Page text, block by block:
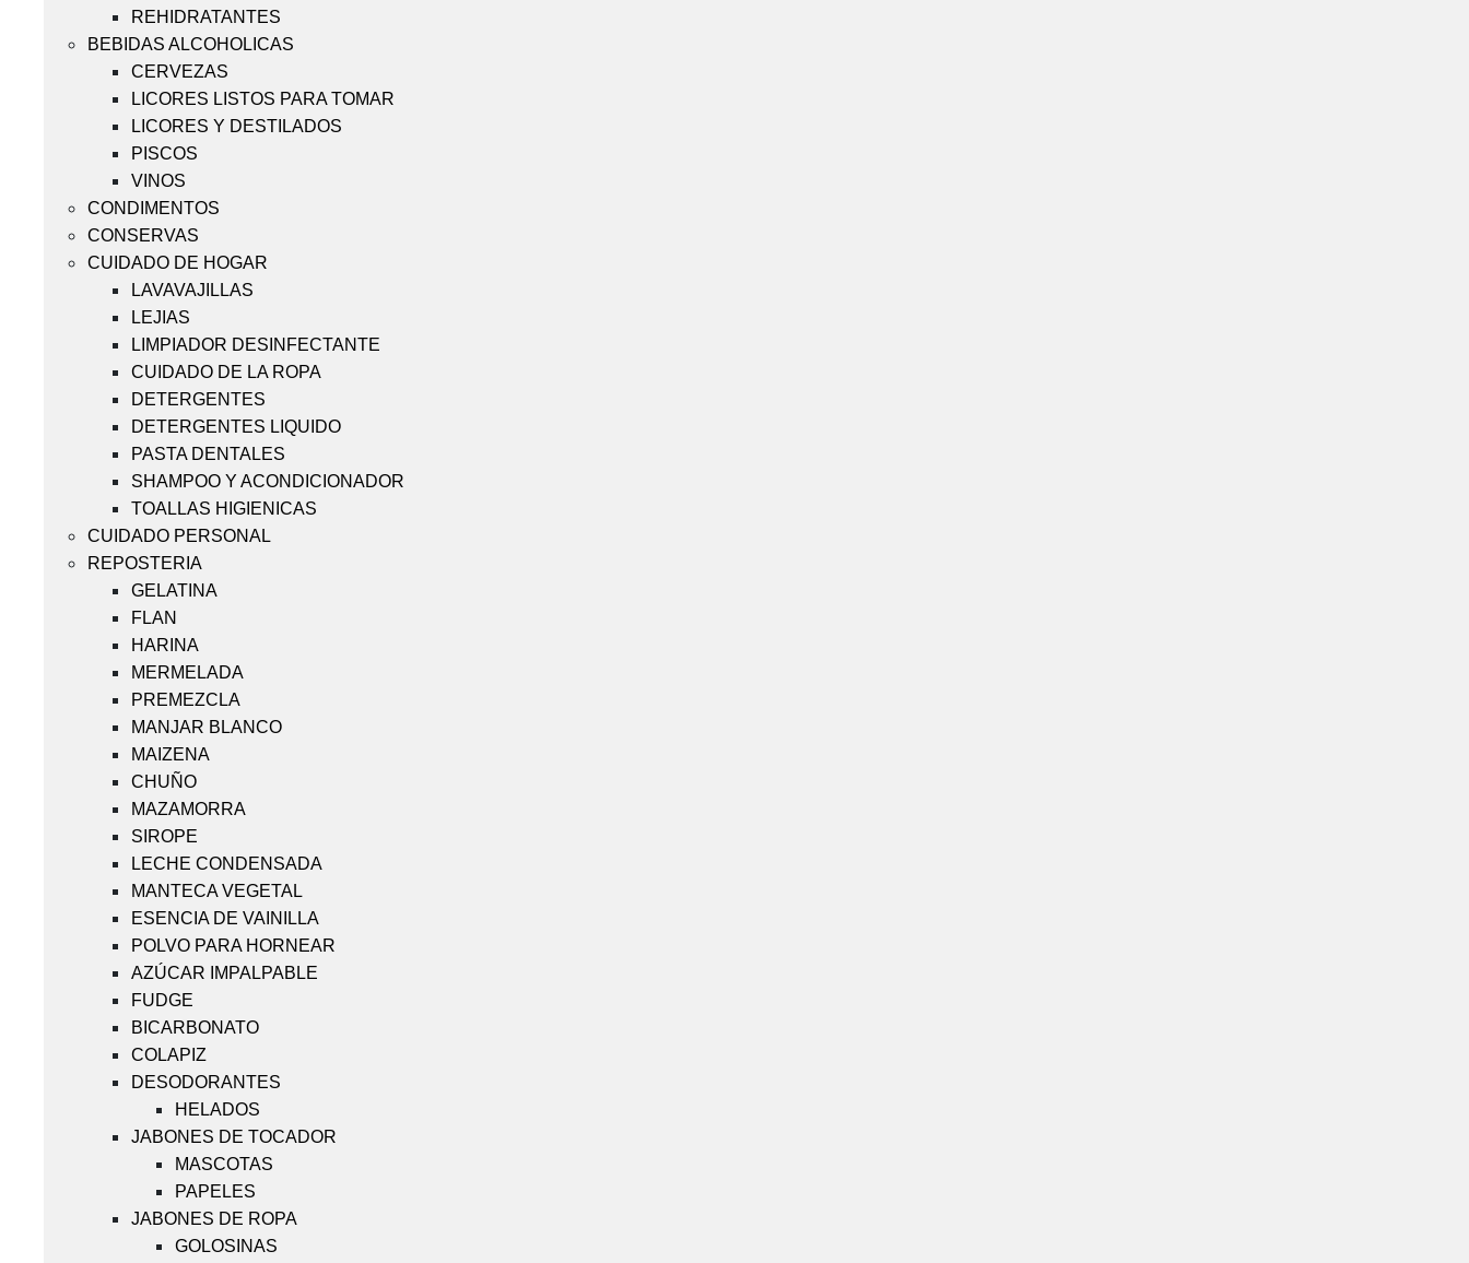
REHIDRATANTES
BEBIDAS ALCOHOLICAS
CERVEZAS
LICORES LISTOS PARA TOMAR
LICORES Y DESTILADOS
PISCOS
VINOS
CONDIMENTOS
CONSERVAS
CUIDADO DE HOGAR
LAVAVAJILLAS
LEJIAS
LIMPIADOR DESINFECTANTE
CUIDADO DE LA ROPA
DETERGENTES
DETERGENTES LIQUIDO
PASTA DENTALES
SHAMPOO Y ACONDICIONADOR
TOALLAS HIGIENICAS
CUIDADO PERSONAL
REPOSTERIA
GELATINA
FLAN
HARINA
MERMELADA
PREMEZCLA
MANJAR BLANCO
MAIZENA
CHUÑO
MAZAMORRA
SIROPE
LECHE CONDENSADA
MANTECA VEGETAL
ESENCIA DE VAINILLA
POLVO PARA HORNEAR
AZÚCAR IMPALPABLE
FUDGE
BICARBONATO
COLAPIZ
DESODORANTES
HELADOS
JABONES DE TOCADOR
MASCOTAS
PAPELES
JABONES DE ROPA
GOLOSINAS